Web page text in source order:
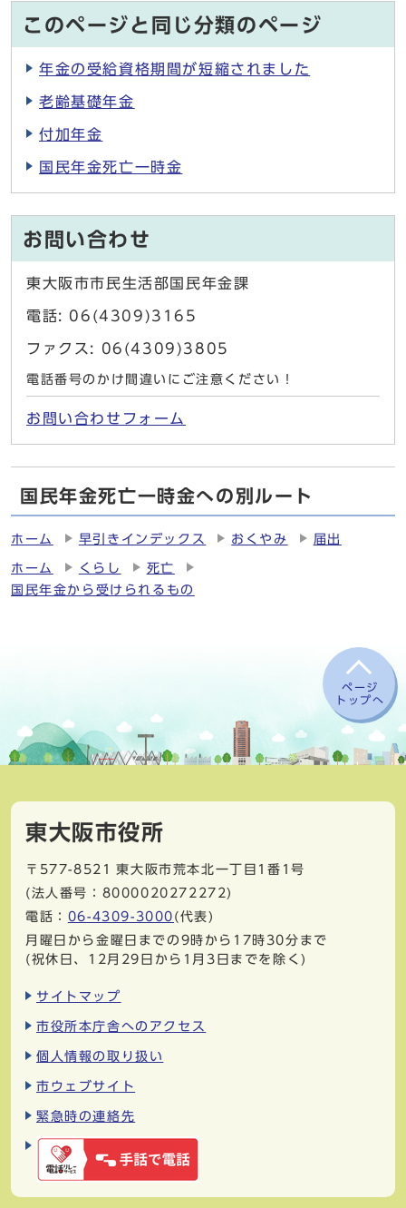
このページと同じ分類のページ
年金の受給資格期間が短縮されました
老齢基礎年金
付加年金
国民年金死亡一時金
お問い合わせ
東大阪市市民生活部国民年金課
電話: 06(4309)3165
ファクス: 06(4309)3805
電話番号のかけ間違いにご注意ください！
お問い合わせフォーム
国民年金死亡一時金への別ルート
ホーム 早引きインデックス おくやみ 届出
ホーム くらし
死亡
国民年金から受けられるもの
ページ
トップへ
東大阪市役所
〒577-8521
東大阪市荒本北一丁目1番1号
(法人番号：8000020272272)
電話： 06-4309-3000 (代表)
月曜日から金曜日までの9時から17時30分まで
(祝休日、12月29日から1月3日までを除く)
サイトマップ
市役所本庁舎へのアクセス
個人情報の取り扱い
市ウェブサイト
緊急時の連絡先